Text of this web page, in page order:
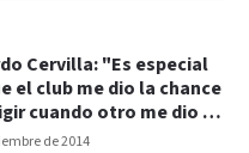
de 2014
Cervilla: "Es especial
el club me dio la chance
cuando otro me dio la